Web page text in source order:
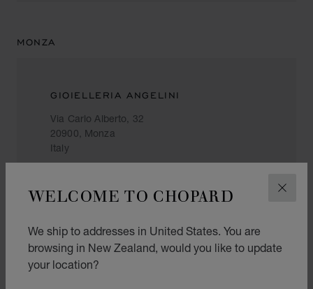
WELCOME TO CHOPARD
We ship to addresses in United States. You are
browsing in New Zealand, would you like to update
your location?
MONZA
GIOIELLERIA ANGELINI
Via Carlo Alberto, 32
20900, Monza
Italy